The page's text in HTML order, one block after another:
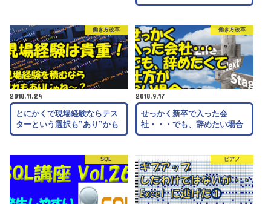
働き方改革
2018.11.24
とにかくで現場経験ならテス
ターという選択も”あり”かも
働き方改革
2018.9.17
せっかく新卒で入った会
社・・・でも、辞めたい場合
SQL ピアノ